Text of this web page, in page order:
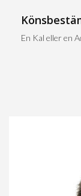
En Kal eller en